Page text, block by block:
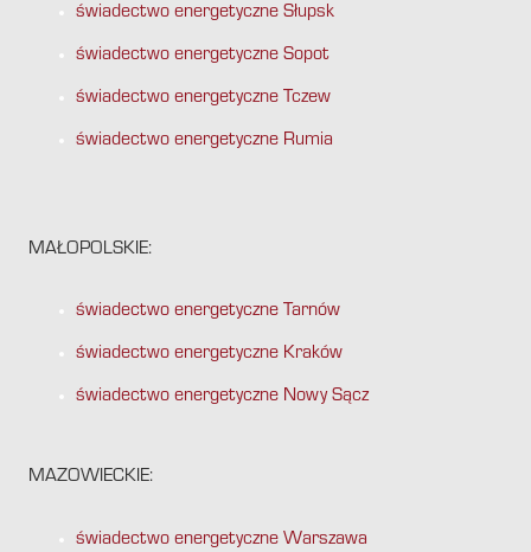
świadectwo energetyczne Słupsk
świadectwo energetyczne Sopot
świadectwo energetyczne Tczew
świadectwo energetyczne Rumia
MAŁOPOLSKIE:
świadectwo energetyczne Tarnów
świadectwo energetyczne Kraków
świadectwo energetyczne Nowy Sącz
MAZOWIECKIE:
świadectwo energetyczne Warszawa